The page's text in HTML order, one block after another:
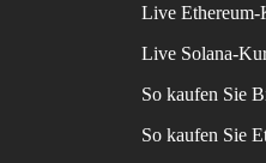
Live Ethereum-
Live Solana-
So kaufen Sie
So kaufen Sie